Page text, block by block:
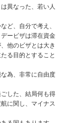
異なった、若い人
ど、自分で考え、
ービザは滞在資金
他のビザとは大き
る目的とすること
為、非常に自由度
した、結局何も得
に関し、マイナス